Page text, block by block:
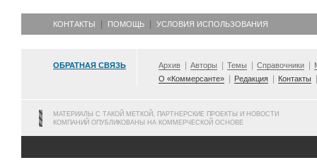
КОНТАКТЫ ПОМОЩЬ УСЛОВИЯ ИСПОЛЬЗОВАНИЯ
ОБРАТНАЯ СВЯЗЬ Архив Авторы Темы Справочники
О «Коммерсанте»
Редакция Контакты
МАТЕРИАЛЫ С ТАКОЙ МЕТКОЙ, ПАРТНЕРСКИЕ ПРОЕКТЫ И НОВОСТИ
КОМПАНИЙ ОПУБЛИКОВАНЫ НА КОММЕРЧЕСКОЙ ОСНОВЕ